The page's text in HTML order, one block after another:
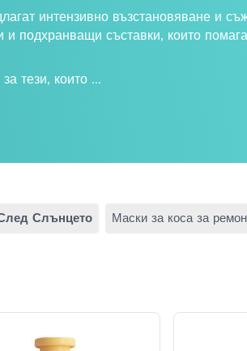
интензивно възстановяване и
съставки, които
тези, които ...
Слънцето Маски за коса за